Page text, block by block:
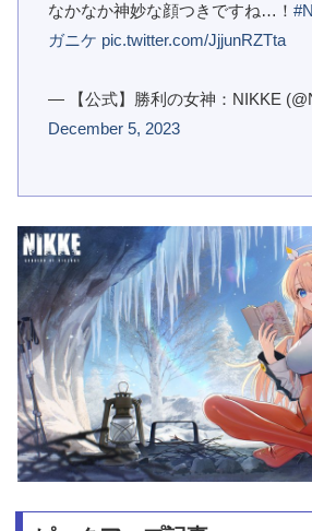
なかなか神妙な顔つきですね…！
ガニケ pic.twitter.com/JjjunRZTta
— 【公式】勝利の女神：NIKKE
December 5, 2023